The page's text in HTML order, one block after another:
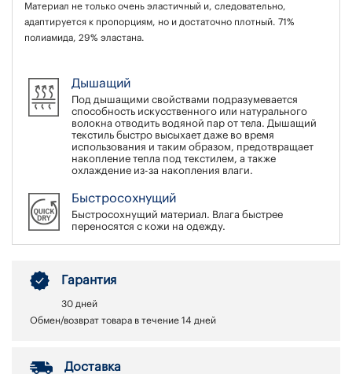
Материал не только очень эластичный и, следовательно,
адаптируется к пропорциям, но и достаточно плотный. 71%
полиамида, 29% эластана.
Дышащий
Под дышащими свойствами подразумевается
способность искусственного или натурального
волокна отводить водяной пар от тела. Дышащий
текстиль быстро высыхает даже во время
использования и таким образом, предотвращает
накопление тепла под текстилем, а также
охлаждение из-за накопления влаги.
Быстросохнущий
Быстросохнущий материал. Влага быстрее
переносятся с кожи на одежду.
Гарантия
30 дней
Обмен/возврат товара в течение 14 дней
Доставка